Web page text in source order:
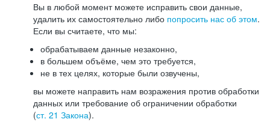
Вы в любой момент можете исправить свои данные,
удалить их самостоятельно либо попросить нас об этом.
Если вы считаете, что мы:
обрабатываем данные незаконно,
в большем объёме, чем это требуется,
не в тех целях, которые были озвучены,
вы можете направить нам возражения против обработки
данных или требование об ограничении обработки
(ст. 21 Закона).